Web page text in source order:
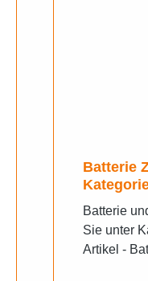
Batterie
Batterie
Sie unter
Artikel -